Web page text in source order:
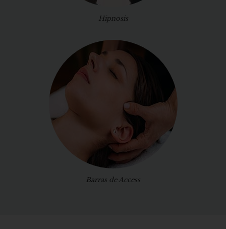
Hipnosis
Barras de Access